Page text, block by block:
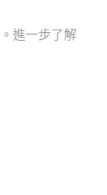
進一步了解